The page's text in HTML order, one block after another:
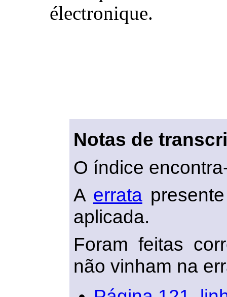
électronique.
Notas de
O índice
A errata
aplicada.
Foram feitas
não vinham na